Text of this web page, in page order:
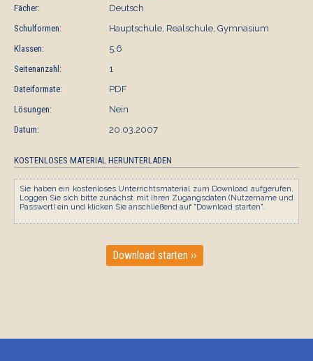
Fächer:
Deutsch
Schulformen:
Hauptschule, Realschule, Gymnasium
Klassen:
5,6
Seitenanzahl:
1
Dateiformate:
PDF
Lösungen:
Nein
Datum:
20.03.2007
KOSTENLOSES MATERIAL HERUNTERLADEN
Sie haben ein kostenloses Unterrichtsmaterial zum Download aufgerufen.
Loggen Sie sich bitte zunächst mit Ihren Zugangsdaten (Nutzername und
Passwort) ein und klicken Sie anschließend auf "Download starten".
Download starten ››